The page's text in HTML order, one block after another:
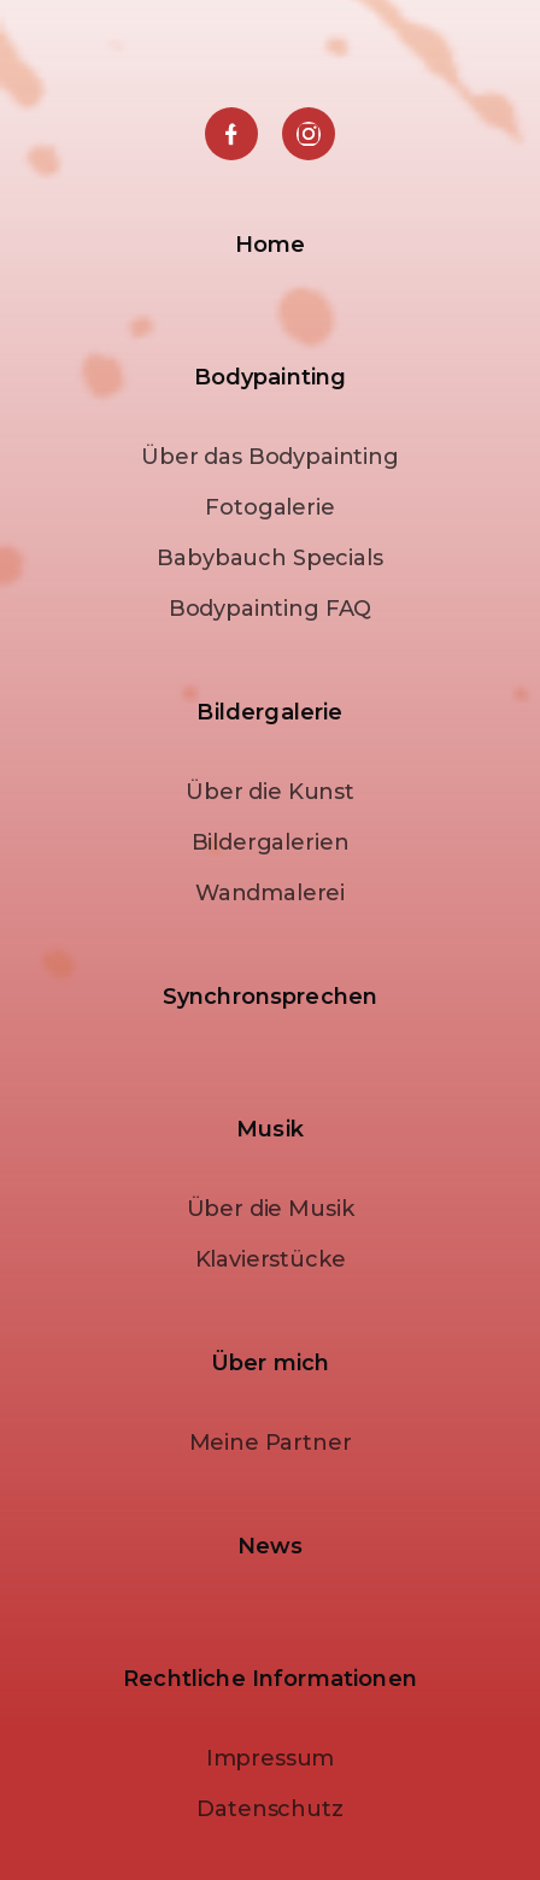
Home
Bodypainting
Über das Bodypainting
Fotogalerie
Babybauch Specials
Bodypainting FAQ
Bildergalerie
Über die Kunst
Bildergalerien
Wandmalerei
Synchronsprechen
Musik
Über die Musik
Klavierstücke
Über mich
Meine Partner
News
Rechtliche Informationen
Impressum
Datenschutz